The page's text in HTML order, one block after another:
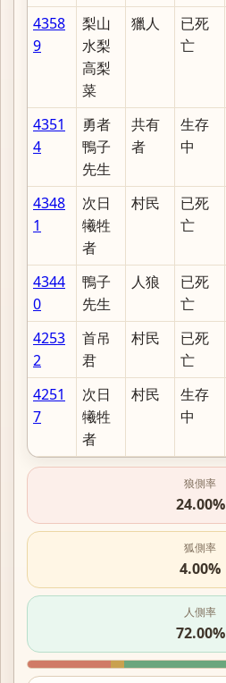
4358
9
梨山
水梨
高梨
菜
獵人
已死
亡
4351
4
勇者
鴨子
先生
共有
者
生存
中
4348
1
次日
犧牲
者
村民
已死
亡
4344
0
鴨子
先生
人狼
已死
亡
4253
2
首吊
君
村民
已死
亡
4251
7
次日
犧牲
者
村民
生存
中
狼側率
24.00%
狐側率
4.00%
人側率
72.00%